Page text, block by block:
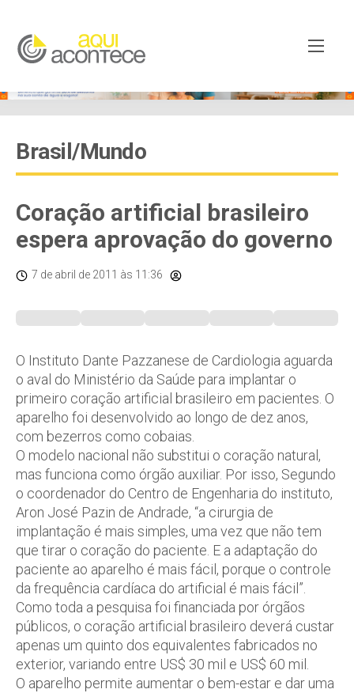
Brasil/Mundo
Coração artificial brasileiro
espera aprovação do governo
7 de abril de 2011 às 11:36
O Instituto Dante Pazzanese de Cardiologia aguarda
o aval do Ministério da Saúde para implantar o
primeiro coração artificial brasileiro em pacientes. O
aparelho foi desenvolvido ao longo de dez anos,
com bezerros como cobaias.
O modelo nacional não substitui o coração natural,
mas funciona como órgão auxiliar. Por isso, Segundo
o coordenador do Centro de Engenharia do instituto,
Aron José Pazin de Andrade, “a cirurgia de
implantação é mais simples, uma vez que não tem
que tirar o coração do paciente. E a adaptação do
paciente ao aparelho é mais fácil, porque o controle
da frequência cardíaca do artificial é mais fácil”.
Como toda a pesquisa foi financiada por órgãos
públicos, o coração artificial brasileiro deverá custar
apenas um quinto dos equivalentes fabricados no
exterior, variando entre US$ 30 mil e US$ 60 mil.
O aparelho permite aumentar o bem-estar e dar uma